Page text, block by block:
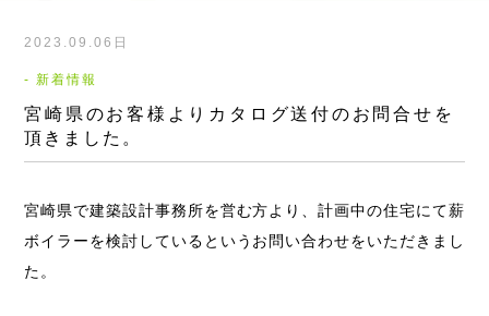
2023.09.06日
- 新着情報
宮崎県のお客様よりカタログ送付のお問合せを
頂きました。
宮崎県で建築設計事務所を営む方より、計画中の住宅にて薪
ボイラーを検討しているというお問い合わせをいただきまし
た。